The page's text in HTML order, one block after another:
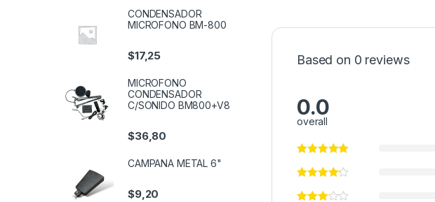
Based on 0 reviews
0.0
overall
CONDENSADOR
MICROFONO BM-800
$17,25
MICROFONO
CONDENSADOR
C/SONIDO BM800+V8
$36,80
CAMPANA METAL 6"
$9,20